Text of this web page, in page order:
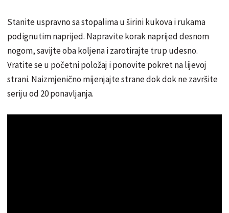
Stanite uspravno sa stopalima u širini kukova i rukama
podignutim naprijed. Napravite korak naprijed desnom
nogom, savijte oba koljena i zarotirajte trup udesno.
Vratite se u početni položaj i ponovite pokret na lijevoj
strani. Naizmjenično mijenjajte strane dok dok ne završite
seriju od 20 ponavljanja.